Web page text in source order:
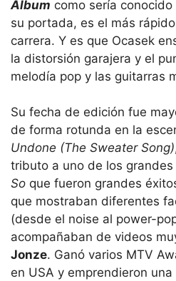
Album como sería
su portada, es el más
carrera. Y es que Ocasek
la distorsión garajera y el
melodía pop y las guitarras
Su fecha de edición fue
de forma rotunda en la
Undone (The Sweater Song)
tributo a uno de los
So que fueron grandes
que mostraban diferentes
(desde el noise al power-
acompañaban de videos
Jonze. Ganó varios MTV
en USA y emprendieron